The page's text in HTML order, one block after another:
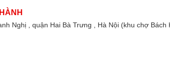
Nghị , quận Hai Bà Trưng , Hà Nội (khu chợ Bách